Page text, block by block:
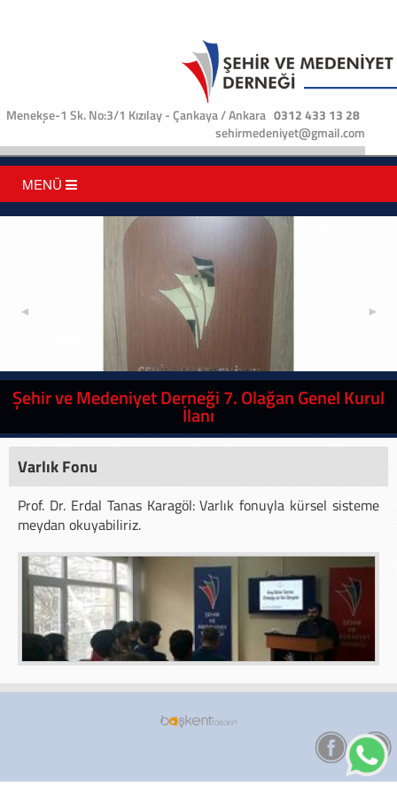
Menekşe-1 Sk. No:3/1 Kızılay - Çankaya / Ankara 0312 433 13 28
sehirmedeniyet@gmail.com
MENÜ
Şehir ve Medeniyet Derneği 7. Olağan Genel Kurul
İlanı
◄ ►
Varlık Fonu
Prof. Dr. Erdal Tanas Karagöl: Varlık fonuyla kürsel sisteme
meydan okuyabiliriz.